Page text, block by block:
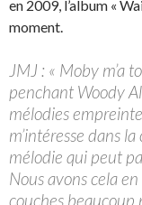
en 2009, l’album «
moment.
JMJ : « Moby m’a
penchant Woody
mélodies
m’intéresse dans
mélodie qui peut
Nous avons cela
couches beaucoup